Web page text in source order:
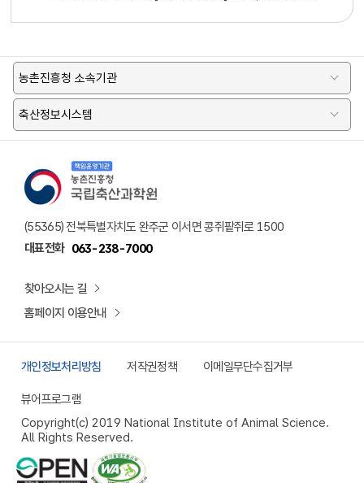
농촌진흥청 소속기관
축산정보시스템
(55365) 전북특별자치도 완주군 이서면 콩쥐팥쥐로 1500
대표전화 063-238-7000
찾아오시는 길
홈페이지 이용안내
개인정보처리방침 저작권정책 이메일무단수집거부
뷰어프로그램
Copyright(c) 2019 National Institute of Animal Science.
All Rights Reserved.